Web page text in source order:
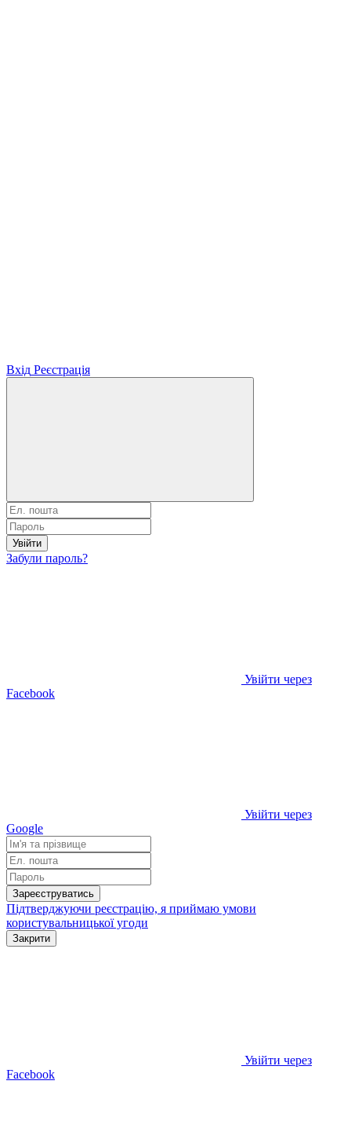
Вхід Реєстрація
Увійти
Забули пароль?
Увійти через
Facebook
Увійти через
Google
Зареєструватись
Підтверджуючи реєстрацію, я приймаю умови
користувальницької угоди
Закрити
Увійти через
Facebook